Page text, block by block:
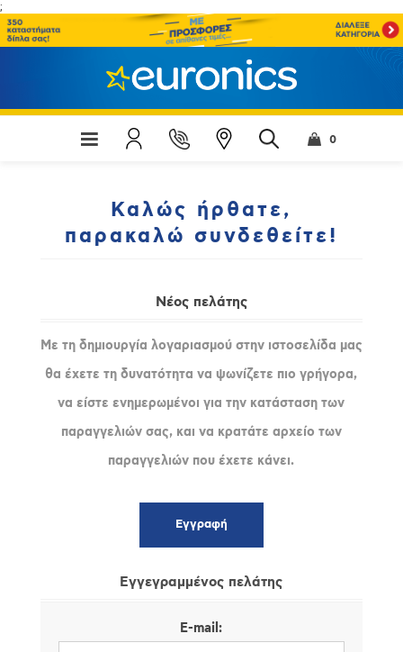
;
0
Καλώς ήρθατε,
παρακαλώ συνδεθείτε!
Νέος πελάτης
Με τη δημιουργία λογαριασμού στην ιστοσελίδα μας
θα έχετε τη δυνατότητα να ψωνίζετε πιο γρήγορα,
να είστε ενημερωμένοι για την κατάσταση των
παραγγελιών σας, και να κρατάτε αρχείο των
παραγγελιών που έχετε κάνει.
Εγγεγραμμένος πελάτης
E-mail: